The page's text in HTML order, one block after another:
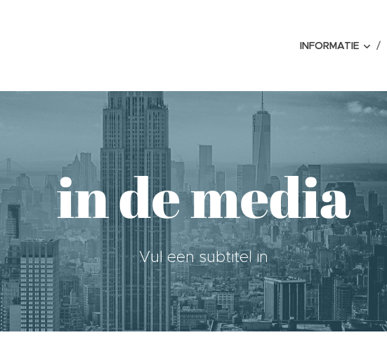
INFORMATIE
in de media
Vul een subtitel in